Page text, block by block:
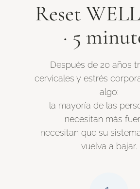
Reset
· 5
Después de 20 años
cervicales y estrés
algo:
la mayoría de las
necesitan más
necesitan que su
vuelva a bajar.